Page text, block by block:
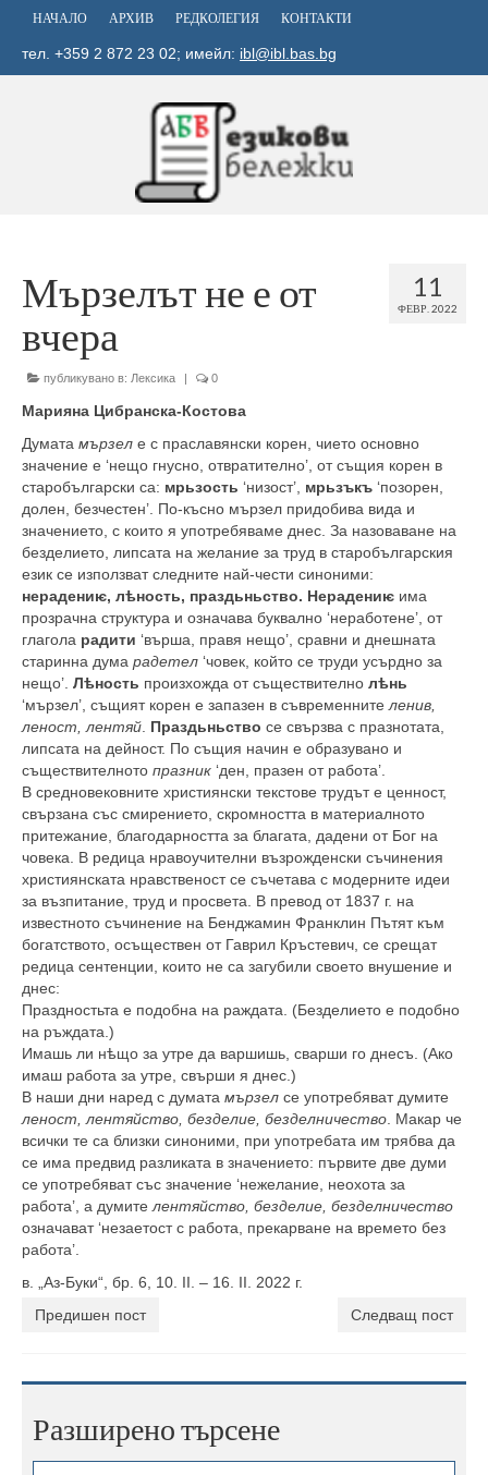
НАЧАЛО АРХИВ РЕДКОЛЕГИЯ КОНТАКТИ
тел. +359 2 872 23 02; имейл: ibl@ibl.bas.bg
11
ФЕВР. 2022
Мързелът не е от
вчера
публикувано в: Лексика | 0
Марияна Цибранска-Костова
Думата мързел е с праславянски корен, чието основно
значение е ‘нещо гнусно, отвратително’, от същия корен в
старобългарски са: мрьзость ‘низост’, мрьзъкъ ‘позорен,
долен, безчестен’. По-късно мързел придобива вида и
значението, с които я употребяваме днес. За назоваване на
безделието, липсата на желание за труд в старобългарския
език се използват следните най-чести синоними:
нерадениѥ, лѣность, праздьньство. Нерадениѥ има
прозрачна структура и означава буквално ‘неработене’, от
глагола радити ‘върша, правя нещо’, сравни и днешната
старинна дума радетел ‘човек, който се труди усърдно за
нещо’. Лѣность произхожда от съществително лѣнь
‘мързел’, същият корен е запазен в съвременните ленив,
леност, лентяй Праздьньство се свързва с празнотата,
липсата на дейност. По същия начин е образувано и
съществителното празник ‘ден, празен от работа’.
В средновековните християнски текстове трудът е ценност,
свързана със смирението, скромността в материалното
притежание, благодарността за благата, дадени от Бог на
човека. В редица нравоучителни възрожденски съчинения
християнската нравственост се съчетава с модерните идеи
за възпитание, труд и просвета. В превод от 1837 г. на
известното съчинение на Бенджамин Франклин Пътят към
богатството, осъществен от Гаврил Кръстевич, се срещат
редица сентенции, които не са загубили своето внушение и
днес:
Праздностьта е подобна на раждата. (Безделието е подобно
на ръждата.)
Имашь ли нѣщо за утре да варшишь, сварши го днесъ. (Ако
имаш работа за утре, свърши я днес.)
В наши дни наред с думата мързел се употребяват думите
леност, лентяйство, безделие, безделничество . Макар че
всички те са близки синоними, при употребата им трябва да
се има предвид разликата в значението: първите две думи
се употребяват със значение ‘нежелание, неохота за
работа’, а думите лентяйство, безделие, безделничество
означават ‘незаетост с работа, прекарване на времето без
работа’.
в. „Аз-Буки“, бр. 6, 10. II. – 16. II. 2022 г.
Предишен пост
Следващ пост
Разширено търсене